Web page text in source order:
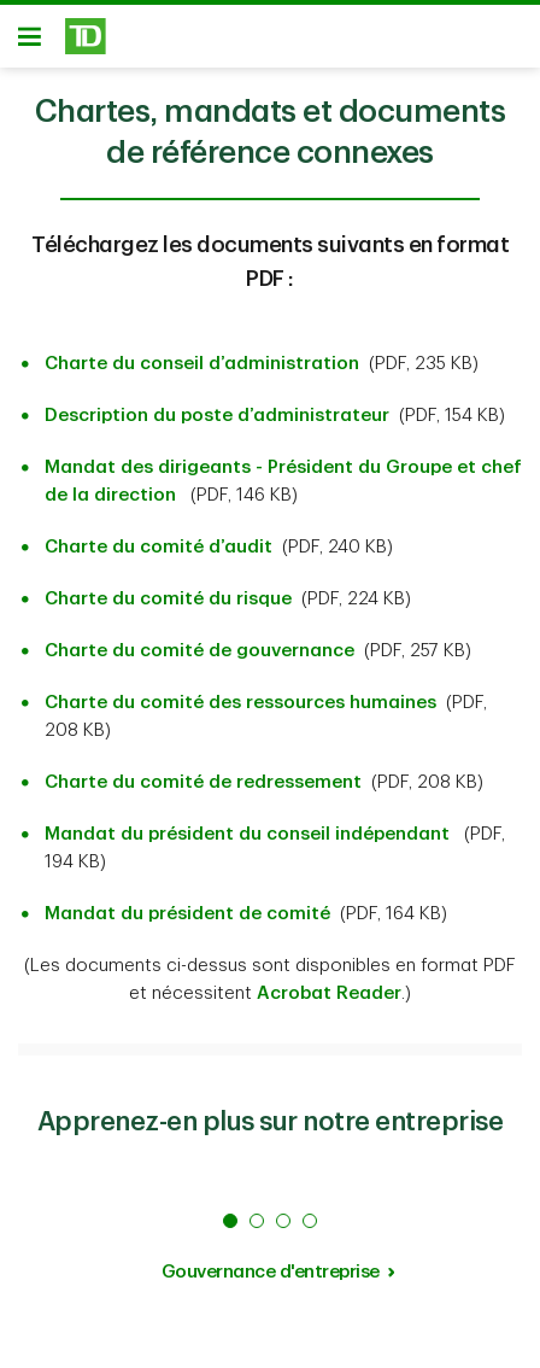
Passer au contenu principal
Ouvert
Chartes, mandats et documents
de référence connexes
Téléchargez les documents suivants en format
PDF :
Charte du conseil d’administration (PDF, 235 KB)
Description du poste d’administrateur (PDF, 154 KB)
Mandat des dirigeants - Président du Groupe et chef
de la direction
(PDF, 146 KB)
Charte du comité d’audit (PDF, 240 KB)
Charte du comité du risque (PDF, 224 KB)
Charte du comité de gouvernance (PDF, 257 KB)
Charte du comité des ressources humaines (PDF,
208 KB)
Charte du comité de redressement (PDF, 208 KB)
Mandat du président du conseil indépendant
(PDF,
194 KB)
Mandat du président de comité (PDF, 164 KB)
(Les documents ci-dessus sont disponibles en format PDF
et nécessitent Acrobat Reader.)
Apprenez-en plus sur notre entreprise
Gouvernance d'entreprise